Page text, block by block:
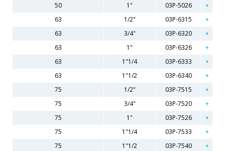
50
1"
03P-5026
63
1/2"
03P-6315
63
3/4"
03P-6320
63
1"
03P-6326
63
1"1/4
03P-6333
63
1"1/2
03P-6340
75
1/2"
03P-7515
75
3/4"
03P-7520
75
1"
03P-7526
75
1"1/4
03P-7533
75
1"1/2
03P-7540